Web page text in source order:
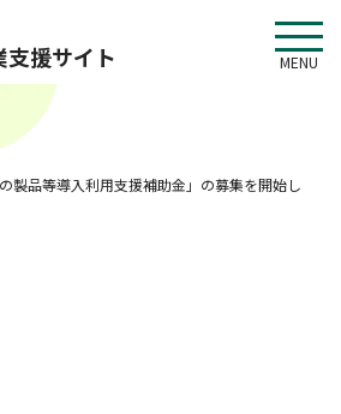
支援サイト MENU
製品等導入利用支援補助金」の募集を開始し